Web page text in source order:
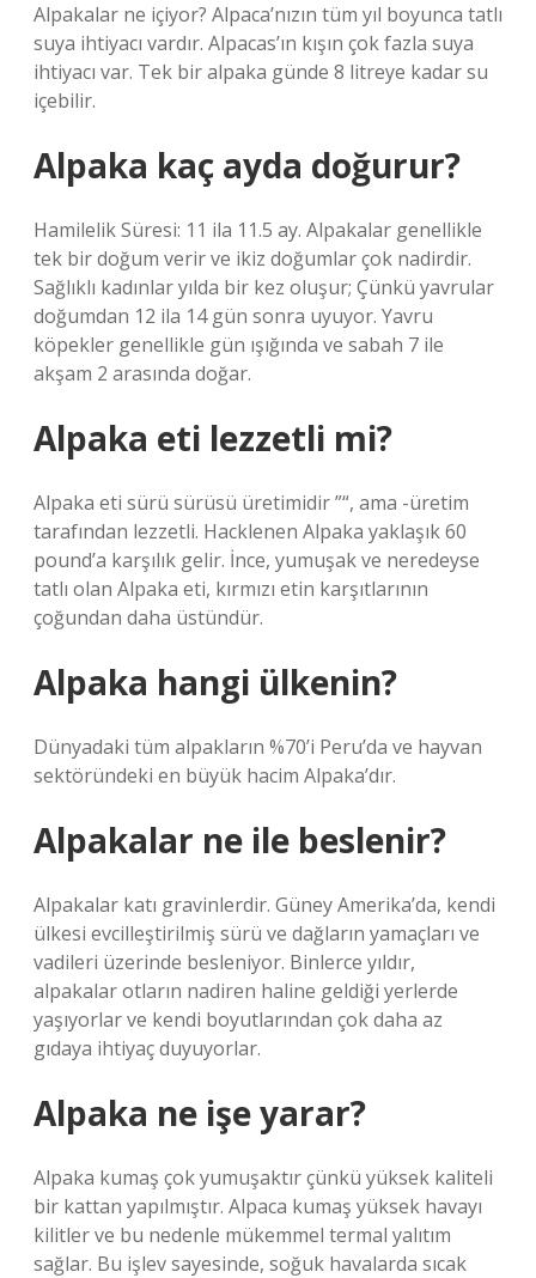
Alpakalar ne içiyor? Alpaca’nızın tüm yıl boyunca tatlı
suya ihtiyacı vardır. Alpacas’ın kışın çok fazla suya
ihtiyacı var. Tek bir alpaka günde 8 litreye kadar su
içebilir.
Alpaka kaç ayda doğurur?
Hamilelik Süresi: 11 ila 11.5 ay. Alpakalar genellikle
tek bir doğum verir ve ikiz doğumlar çok nadirdir.
Sağlıklı kadınlar yılda bir kez oluşur; Çünkü yavrular
doğumdan 12 ila 14 gün sonra uyuyor. Yavru
köpekler genellikle gün ışığında ve sabah 7 ile
akşam 2 arasında doğar.
Alpaka eti lezzetli mi?
Alpaka eti sürü sürüsü üretimidir ”“, ama -üretim
tarafından lezzetli. Hacklenen Alpaka yaklaşık 60
pound’a karşılık gelir. İnce, yumuşak ve neredeyse
tatlı olan Alpaka eti, kırmızı etin karşıtlarının
çoğundan daha üstündür.
Alpaka hangi ülkenin?
Dünyadaki tüm alpakların %70’i Peru’da ve hayvan
sektöründeki en büyük hacim Alpaka’dır.
Alpakalar ne ile beslenir?
Alpakalar katı gravinlerdir. Güney Amerika’da, kendi
ülkesi evcilleştirilmiş sürü ve dağların yamaçları ve
vadileri üzerinde besleniyor. Binlerce yıldır,
alpakalar otların nadiren haline geldiği yerlerde
yaşıyorlar ve kendi boyutlarından çok daha az
gıdaya ihtiyaç duyuyorlar.
Alpaka ne işe yarar?
Alpaka kumaş çok yumuşaktır çünkü yüksek kaliteli
bir kattan yapılmıştır. Alpaca kumaş yüksek havayı
kilitler ve bu nedenle mükemmel termal yalıtım
sağlar. Bu işlev sayesinde, soğuk havalarda sıcak